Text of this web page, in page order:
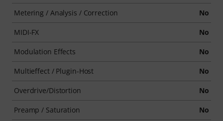
Metering / Analysis / Correction No
MIDI-FX No
Modulation Effects No
Multieffect / Plugin-Host No
Overdrive/Distortion No
Preamp / Saturation No